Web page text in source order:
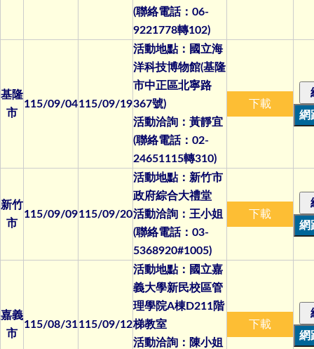
(聯絡電話：06-
9221778轉102)
基隆
市
115/09/04115/09/19
活動地點：國立海
洋科技博物館(基隆
市中正區北寧路
367號)
活動洽詢：黃靜宜
(聯絡電話：02-
24651115轉310)
下載
新竹
市
115/09/09115/09/20
活動地點：新竹市
政府綜合大禮堂
活動洽詢：王小姐
(聯絡電話：03-
5368920#1005)
下載
嘉義
市
115/08/31115/09/12
活動地點：國立嘉
義大學新民校區管
理學院A棟D211階
梯教室
活動洽詢：陳小姐
下載